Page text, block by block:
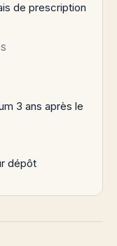
de prescription
3 ans après le
dépôt